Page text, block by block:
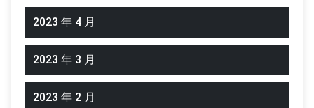
2023 年 4 月
2023 年 3 月
2023 年 2 月